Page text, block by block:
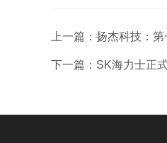
上一篇： 扬杰科技：
下一篇： SK海力士正